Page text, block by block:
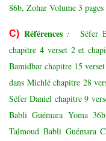
86b, Zohar Volume 3 pages
C) Références: Séfer
chapitre 4 verset 2 et
Bamidbar chapitre 15
dans Michlé chapitre 28
Séfer Daniel chapitre 9
Babli Guémara Yoma
Talmoud Babli Guémara